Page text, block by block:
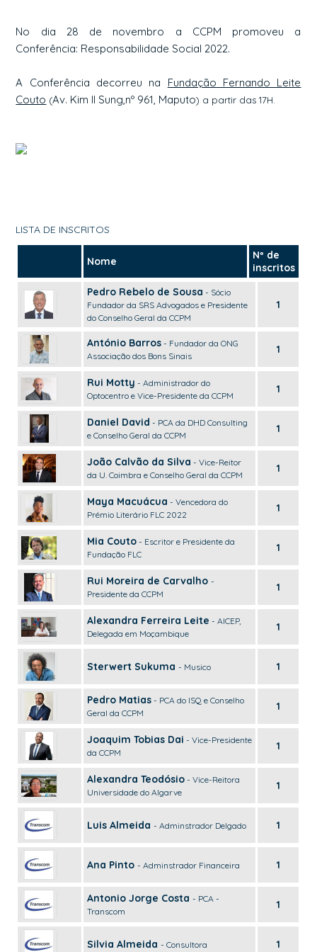
No dia 28 de novembro a CCPM promoveu a
Conferência: Responsabilidade Social 2022.
A Conferência decorreu na Fundação Fernando Leite
Couto (Av. Kim Il Sung,nº 961, Maputo) a partir das 17H.
LISTA DE INSCRITOS
Nome
Nº de
inscritos
Pedro Rebelo de Sousa - Sócio
Fundador da SRS Advogados e Presidente
do Conselho Geral da CCPM
1
António Barros - Fundador da ONG
Associação dos Bons Sinais
1
Rui Motty - Administrador do
Optocentro e Vice-Presidente da CCPM
1
Daniel David - PCA da DHD Consulting
e Conselho Geral da CCPM
1
João Calvão da Silva - Vice-Reitor
da U. Coimbra e Conselho Geral da CCPM
1
Maya Macuácua - Vencedora do
Prémio Literário FLC 2022
1
Mia Couto - Escritor e Presidente da
Fundação FLC
1
Rui Moreira de Carvalho-
Presidente da CCPM
1
Alexandra Ferreira Leite - AICEP,
Delegada em Moçambique
1
Sterwert Sukuma- Musico 1
Pedro Matias - PCA do ISQ e Conselho
Geral da CCPM
1
Joaquim Tobias Dai - Vice-Presidente
da CCPM
1
Alexandra Teodósio - Vice-Reitora
Universidade do Algarve
1
Luis Almeida- Adminstrador Delgado 1
Ana Pinto- Adminstrador Financeira 1
Antonio Jorge Costa- PCA -
Transcom
1
Silvia Almeida- Consultora 1